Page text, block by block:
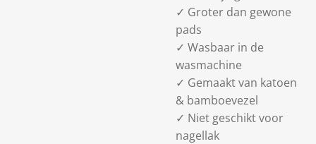
✓ Groter dan gewone
pads
✓ Wasbaar in de
wasmachine
✓ Gemaakt van katoen
& bamboevezel
✓ Niet geschikt voor
nagellak